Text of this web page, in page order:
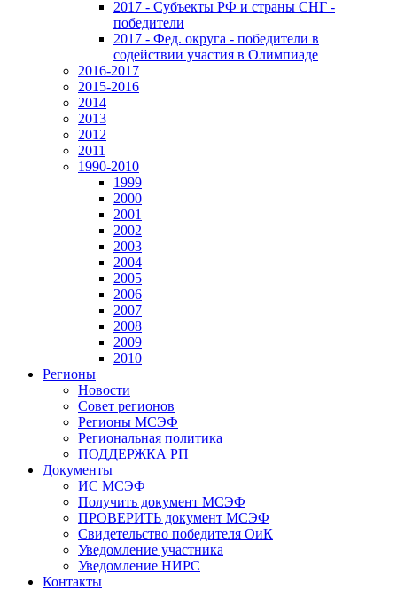
2017 - Субъекты РФ и страны СНГ -
победители
2017 - Фед. округа - победители в
содействии участия в Олимпиаде
2016-2017
2015-2016
2014
2013
2012
2011
1990-2010
1999
2000
2001
2002
2003
2004
2005
2006
2007
2008
2009
2010
Регионы
Новости
Совет регионов
Регионы МСЭФ
Региональная политика
ПОДДЕРЖКА РП
Документы
ИС МСЭФ
Получить документ МСЭФ
ПРОВЕРИТЬ документ МСЭФ
Свидетельство победителя ОиК
Уведомление участника
Уведомление НИРС
Контакты